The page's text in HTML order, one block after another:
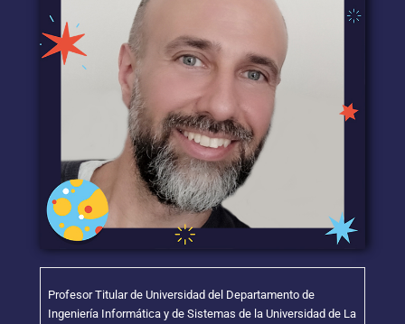
Profesor Titular de Universidad del Departamento de
Ingeniería Informática y de Sistemas de la Universidad de La